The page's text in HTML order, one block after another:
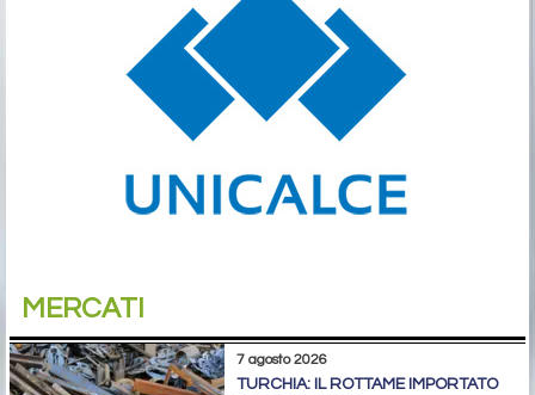
MERCATI
7 agosto 2026
TURCHIA: IL ROTTAME IMPORTATO